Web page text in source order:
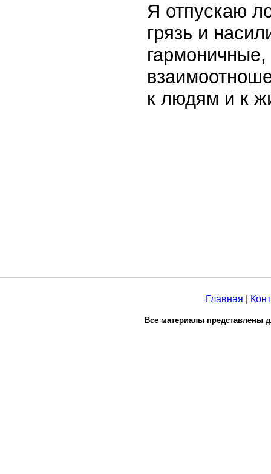
Я отпускаю
грязь и
к людям и к
Главная
Все материалы представлены